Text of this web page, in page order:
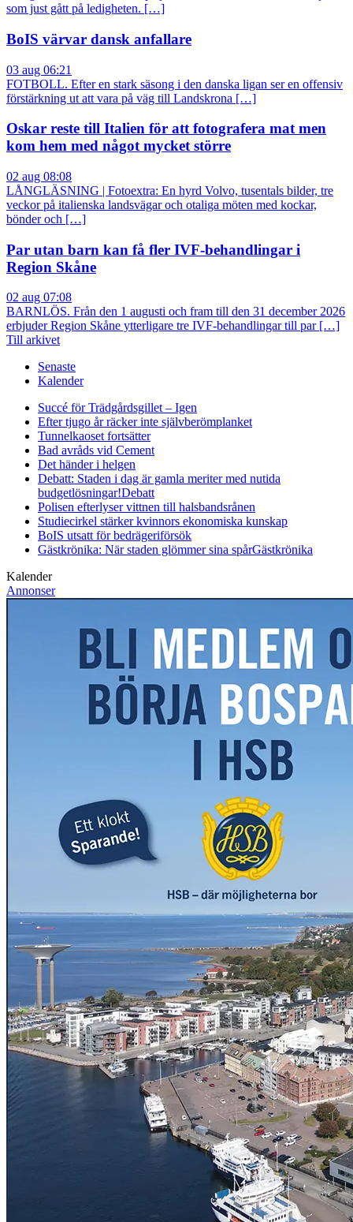
som just gått på ledigheten. […]
BoIS värvar dansk anfallare
03 aug 06:21
FOTBOLL. Efter en stark säsong i den danska ligan ser en offensiv
förstärkning ut att vara på väg till Landskrona […]
Oskar reste till Italien för att fotografera mat men
kom hem med något mycket större
02 aug 08:08
LÅNGLÄSNING | Fotoextra: En hyrd Volvo, tusentals bilder, tre
veckor på italienska landsvägar och otaliga möten med kockar,
bönder och […]
Par utan barn kan få fler IVF-behandlingar i
Region Skåne
02 aug 07:08
BARNLÖS. Från den 1 augusti och fram till den 31 december 2026
erbjuder Region Skåne ytterligare tre IVF-behandlingar till par […]
Till arkivet
Senaste
Kalender
Succé för Trädgårdsgillet – Igen
Efter tjugo år räcker inte självberömplanket
Tunnelkaoset fortsätter
Bad avråds vid Cement
Det händer i helgen
Debatt: Staden i dag är gamla meriter med nutida
budgetlösningar!Debatt
Polisen efterlyser vittnen till halsbandsrånen
Studiecirkel stärker kvinnors ekonomiska kunskap
BoIS utsatt för bedrägeriförsök
Gästkrönika: När staden glömmer sina spårGästkrönika
Kalender
Annonser